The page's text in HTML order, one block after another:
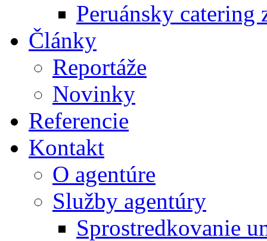
Peruánsky catering
Články
Reportáže
Novinky
Referencie
Kontakt
O agentúre
Služby agentúry
Sprostredkovanie